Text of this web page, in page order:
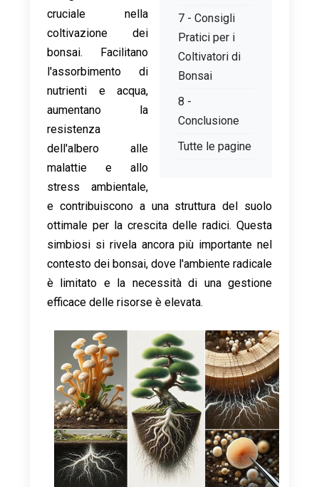
7 - Consigli
Pratici per i
Coltivatori di
Bonsai
8 -
Conclusione
Tutte le pagine
cruciale nella
coltivazione dei
bonsai. Facilitano
l'assorbimento di
nutrienti e acqua,
aumentano la
resistenza
dell'albero alle
malattie e allo
stress ambientale,
e contribuiscono a una struttura del suolo
ottimale per la crescita delle radici. Questa
simbiosi si rivela ancora più importante nel
contesto dei bonsai, dove l'ambiente radicale
è limitato e la necessità di una gestione
efficace delle risorse è elevata.